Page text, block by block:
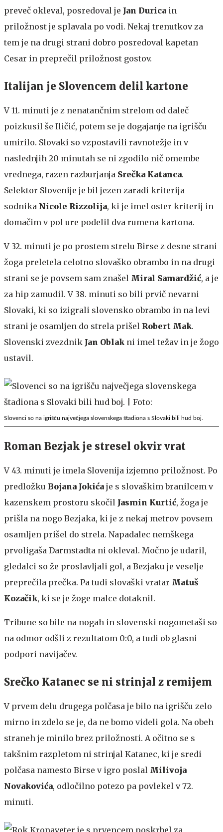
preveč okleval, posredoval je Jan Durica in
priložnost je splavala po vodi. Nekaj trenutkov za
tem je na drugi strani dobro posredoval kapetan
Cesar in preprečil priložnost gostov.
Italijan je Slovencem delil kartone
V 11. minuti je z nenatančnim strelom od daleč
poizkusil še Iličić, potem se je dogajanje na igrišču
umirilo. Slovaki so vzpostavili ravnotežje in v
naslednjih 20 minutah se ni zgodilo nič omembe
vrednega, razen razburjanja Srečka Katanca.
Selektor Slovenije je bil jezen zaradi kriterija
sodnika Nicole Rizzolija, ki je imel oster kriterij in
domačim v pol ure podelil dva rumena kartona.
V 32. minuti je po prostem strelu Birse z desne strani
žoga preletela celotno slovaško obrambo in na drugi
strani se je povsem sam znašel Miral Samardžić, a je
za hip zamudil. V 38. minuti so bili prvič nevarni
Slovaki, ki so izigrali slovensko obrambo in na levi
strani je osamljen do strela prišel Robert Mak.
Slovenski zvezdnik Jan Oblak ni imel težav in je žogo
ustavil.
Slovenci so na igrišču največjega slovenskega štadiona s Slovaki bili hud boj.
Roman Bezjak je stresel okvir vrat
V 43. minuti je imela Slovenija izjemno priložnost. Po
predložku Bojana Jokića je s slovaškim branilcem v
kazenskem prostoru skočil Jasmin Kurtić, žoga je
prišla na nogo Bezjaka, ki je z nekaj metrov povsem
osamljen prišel do strela. Napadalec nemškega
prvoligaša Darmstadta ni okleval. Močno je udaril,
gledalci so že proslavljali gol, a Bezjaku je veselje
preprečila prečka. Pa tudi slovaški vratar Matuš
Kozačik, ki se je žoge malce dotaknil.
Tribune so bile na nogah in slovenski nogometaši so
na odmor odšli z rezultatom 0:0, a tudi ob glasni
podpori navijačev.
Srečko Katanec se ni strinjal z remijem
V prvem delu drugega polčasa je bilo na igrišču zelo
mirno in zdelo se je, da ne bomo videli gola. Na obeh
straneh je minilo brez priložnosti. A očitno se s
takšnim razpletom ni strinjal Katanec, ki je sredi
polčasa namesto Birse v igro poslal Milivoja
Novakovića, odločilno potezo pa povlekel v 72.
minuti.